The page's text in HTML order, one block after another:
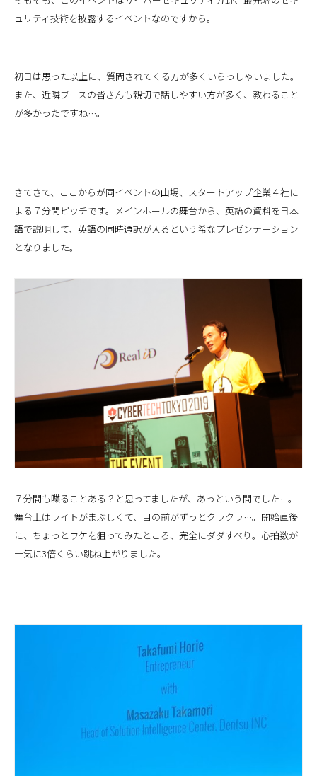
ュリティ技術を披露するイベントなのですから。
初日は思った以上に、質問されてくる方が多くいらっしゃいました。
また、近隣ブースの皆さんも親切で話しやすい方が多く、教わること
が多かったですね…。
さてさて、ここからが同イベントの山場、スタートアップ企業４社に
よる７分間ピッチです。メインホールの舞台から、英語の資料を日本
語で説明して、英語の同時通訳が入るという希なプレゼンテーション
となりました。
７分間も喋ることある？と思ってましたが、あっという間でした…。
舞台上はライトがまぶしくて、目の前がずっとクラクラ…。開始直後
に、ちょっとウケを狙ってみたところ、完全にダダすべり。心拍数が
一気に3倍くらい跳ね上がりました。